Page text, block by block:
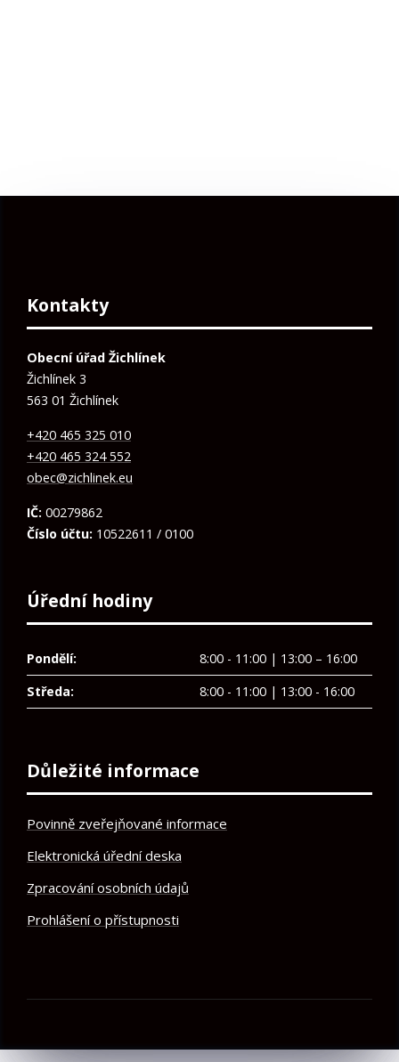
Kontakty
Obecní úřad Žichlínek
Žichlínek 3
563 01 Žichlínek
+420 465 325 010
+420 465 324 552
obec@zichlinek.eu
IČ: 00279862
Číslo účtu: 10522611 / 0100
Úřední hodiny
Pondělí:
8:00 - 11:00 | 13:00 – 16:00
Středa:
8:00 - 11:00 | 13:00 - 16:00
Důležité informace
Povinně zveřejňované informace
Elektronická úřední deska
Zpracování osobních údajů
Prohlášení o přístupnosti